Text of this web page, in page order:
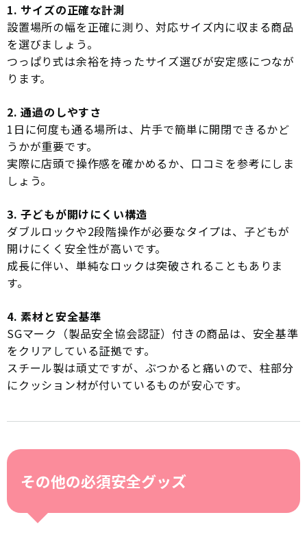
1. サイズの正確な計測
設置場所の幅を正確に測り、対応サイズ内に収まる商品
を選びましょう。
つっぱり式は余裕を持ったサイズ選びが安定感につなが
ります。
2. 通過のしやすさ
1日に何度も通る場所は、片手で簡単に開閉できるかど
うかが重要です。
実際に店頭で操作感を確かめるか、口コミを参考にしま
しょう。
3. 子どもが開けにくい構造
ダブルロックや2段階操作が必要なタイプは、子どもが
開けにくく安全性が高いです。
成長に伴い、単純なロックは突破されることもありま
す。
4. 素材と安全基準
SGマーク（製品安全協会認証）付きの商品は、安全基準
をクリアしている証拠です。
スチール製は頑丈ですが、ぶつかると痛いので、柱部分
にクッション材が付いているものが安心です。
その他の必須安全グッズ